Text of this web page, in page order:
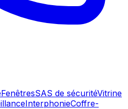
FenêtresSAS de sécuritéVitrine
InterphonieCoffre-